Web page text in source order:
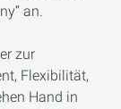
an.
zur
Flexibilität,
Hand in